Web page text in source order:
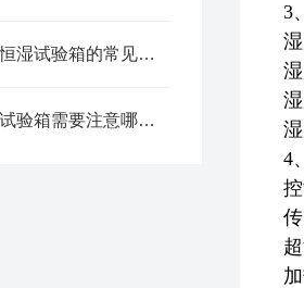
简述桌上型恒温恒湿试验箱的常见故障相应解决方法
运行高低温湿热试验箱需要注意哪些安全问题
3
4